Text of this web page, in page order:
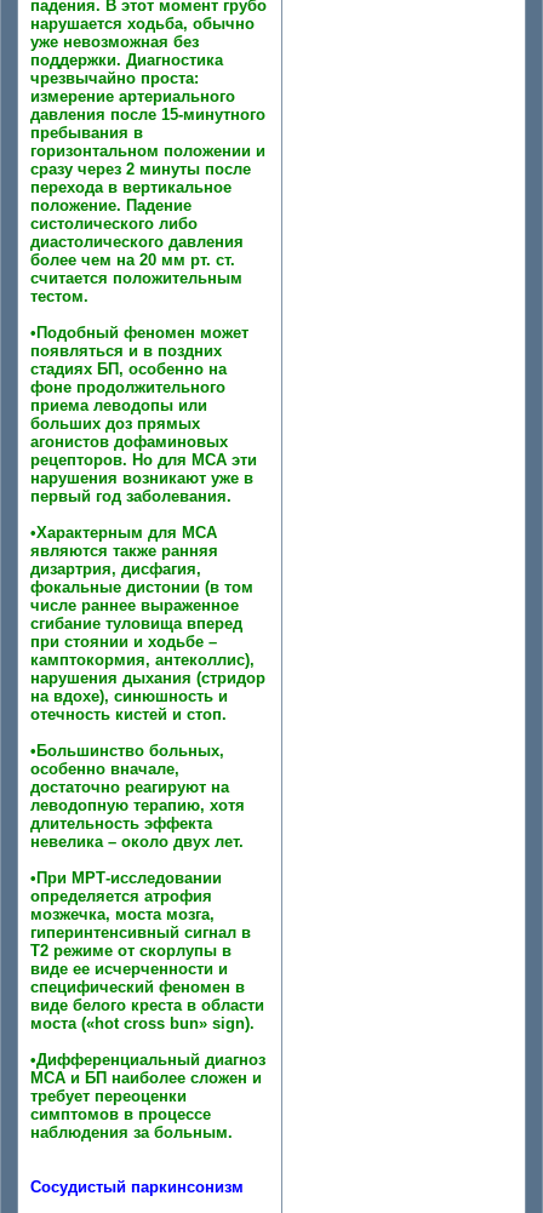
падения. В этот момент грубо
нарушается ходьба, обычно
уже невозможная без
поддержки. Диагностика
чрезвычайно проста:
измерение артериального
давления после 15-минутного
пребывания в
горизонтальном положении и
сразу через 2 минуты после
перехода в вертикальное
положение. Падение
систолического либо
диастолического давления
более чем на 20 мм рт. ст.
считается положительным
тестом.
•Подобный феномен может
появляться и в поздних
стадиях БП, особенно на
фоне продолжительного
приема леводопы или
больших доз прямых
агонистов дофаминовых
рецепторов. Но для МСА эти
нарушения возникают уже в
первый год заболевания.
•Характерным для МСА
являются также ранняя
дизартрия, дисфагия,
фокальные дистонии (в том
числе раннее выраженное
сгибание туловища вперед
при стоянии и ходьбе –
камптокормия, антеколлис),
нарушения дыхания (стридор
на вдохе), синюшность и
отечность кистей и стоп.
•Большинство больных,
особенно вначале,
достаточно реагируют на
леводопную терапию, хотя
длительность эффекта
невелика – около двух лет.
•При МРТ-исследовании
определяется атрофия
мозжечка, моста мозга,
гиперинтенсивный сигнал в
Т2 режиме от скорлупы в
виде ее исчерченности и
специфический феномен в
виде белого креста в области
моста («hot cross bun» sign).
•Дифференциальный диагноз
МСА и БП наиболее сложен и
требует переоценки
симптомов в процессе
наблюдения за больным.
Сосудистый паркинсонизм